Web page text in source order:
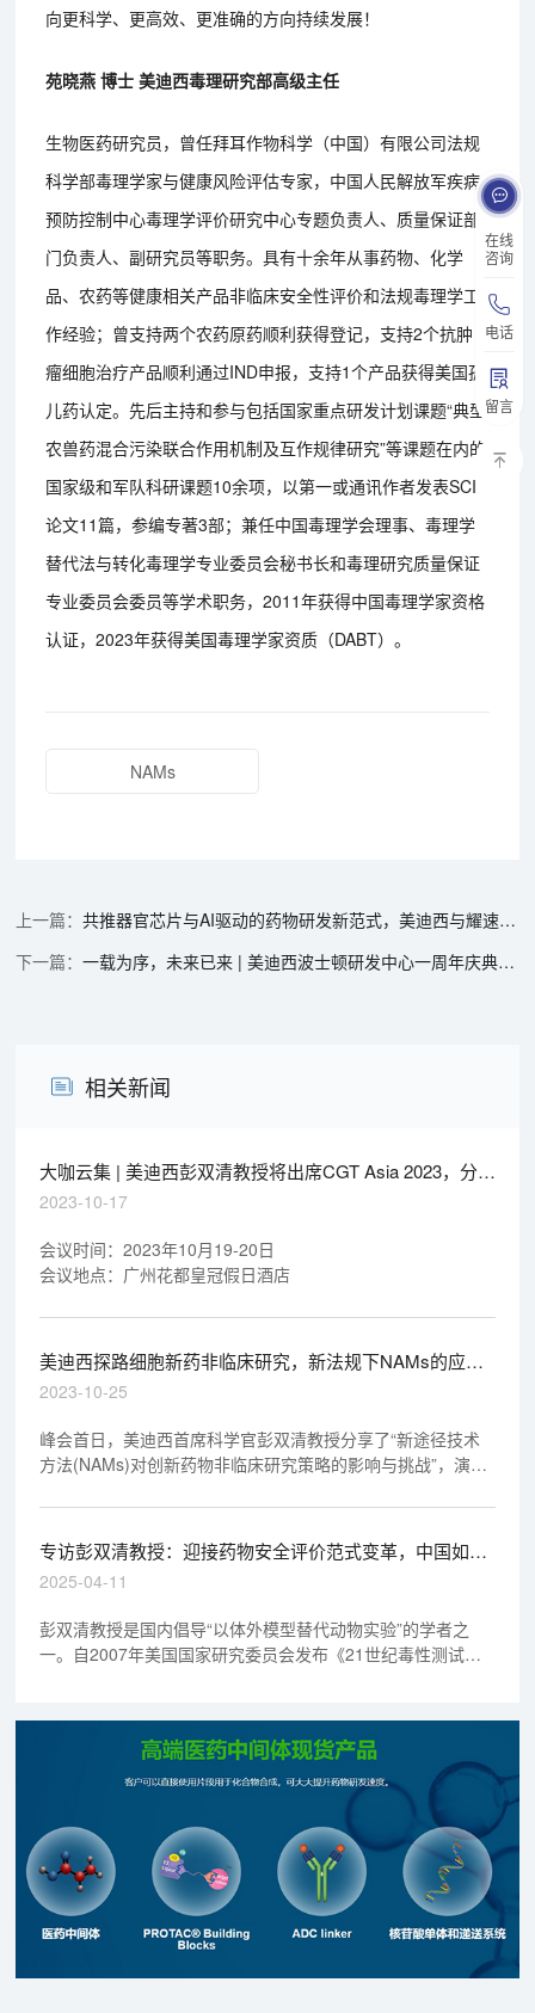
在线
咨询
电话
留言
向更科学、更高效、更准确的方向持续发展！
苑晓燕 博士 美迪西毒理研究部高级主任
生物医药研究员，曾任拜耳作物科学（中国）有限公司法规
科学部毒理学家与健康风险评估专家，中国人民解放军疾病
预防控制中心毒理学评价研究中心专题负责人、质量保证部
门负责人、副研究员等职务。具有十余年从事药物、化学
品、农药等健康相关产品非临床安全性评价和法规毒理学工
作经验；曾支持两个农药原药顺利获得登记，支持2个抗肿
瘤细胞治疗产品顺利通过IND申报，支持1个产品获得美国孤
儿药认定。先后主持和参与包括国家重点研发计划课题“典型
农兽药混合污染联合作用机制及互作规律研究”等课题在内的
国家级和军队科研课题10余项，以第一或通讯作者发表SCI
论文11篇，参编专著3部；兼任中国毒理学会理事、毒理学
替代法与转化毒理学专业委员会秘书长和毒理研究质量保证
专业委员会委员等学术职务，2011年获得中国毒理学家资格
认证，2023年获得美国毒理学家资质（DABT）。
NAMs
共推器官芯片与AI驱动的药物研发新范式，美迪西与耀速科技达成战略合作
一载为序，未来已来 | 美迪西波士顿研发中心一周年庆典圆满举行
相关新闻
大咖云集 | 美迪西彭双清教授将出席CGT Asia 2023，分享
新途径技术方法(NAMs)
2023-10-17
会议时间：2023年10月19-20日
会议地点：广州花都皇冠假日酒店
美迪西探路细胞新药非临床研究，新法规下NAMs的应用
思考
2023-10-25
峰会首日，美迪西首席科学官彭双清教授分享了“新途径技术
方法(NAMs)对创新药物非临床研究策略的影响与挑战”，演讲
专访彭双清教授：迎接药物安全评价范式变革，中国如何
应对？——从FDA放弃动物试验谈NAMs的全球趋势与本
2025-04-11
彭双清教授是国内倡导“以体外模型替代动物实验”的学者之
一。自2007年美国国家研究委员会发布《21世纪毒性测试远